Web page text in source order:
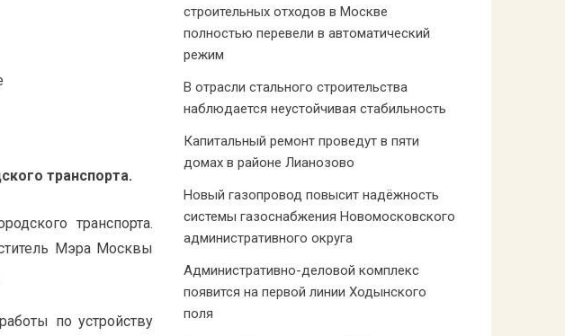
транспорта.
транспорта.
Мэра Москвы
по устройству
строительных отходов в Москве
полностью перевели в автоматический
режим
В отрасли стального строительства
наблюдается неустойчивая стабильность
Капитальный ремонт проведут в пяти
домах в районе Лианозово
Новый газопровод повысит надёжность
системы газоснабжения Новомосковского
административного округа
Административно-деловой комплекс
появится на первой линии Ходынского
поля